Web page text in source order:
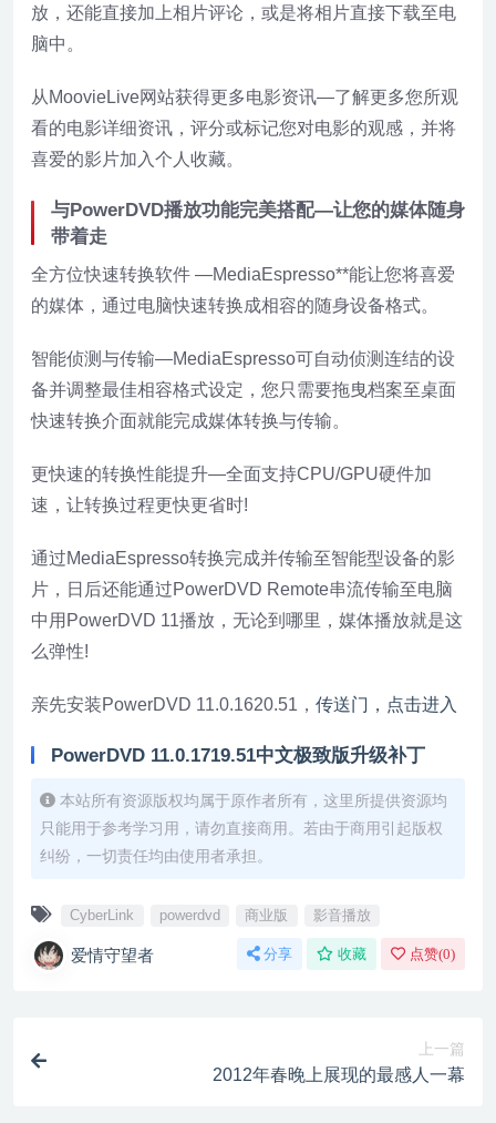
放，还能直接加上相片评论，或是将相片直接下载至电
脑中。
从MoovieLive网站获得更多电影资讯—了解更多您所观
看的电影详细资讯，评分或标记您对电影的观感，并将
喜爱的影片加入个人收藏。
与PowerDVD播放功能完美搭配—让您的媒体随身
带着走
全方位快速转换软件 —MediaEspresso**能让您将喜爱
的媒体，通过电脑快速转换成相容的随身设备格式。
智能侦测与传输—MediaEspresso可自动侦测连结的设
备并调整最佳相容格式设定，您只需要拖曳档案至桌面
快速转换介面就能完成媒体转换与传输。
更快速的转换性能提升—全面支持CPU/GPU硬件加
速，让转换过程更快更省时!
通过MediaEspresso转换完成并传输至智能型设备的影
片，日后还能通过PowerDVD Remote串流传输至电脑
中用PowerDVD 11播放，无论到哪里，媒体播放就是这
么弹性!
亲先安装PowerDVD 11.0.1620.51， 传送门，点击进入
PowerDVD 11.0.1719.51中文极致版升级补丁
本站所有资源版权均属于原作者所有，这里所提供资源均
只能用于参考学习用，请勿直接商用。若由于商用引起版权
纠纷，一切责任均由使用者承担。
CyberLink powerdvd 商业版 影音播放
爱情守望者 分享 收藏 点赞(0)
上一篇
2012年春晚上展现的最感人一幕